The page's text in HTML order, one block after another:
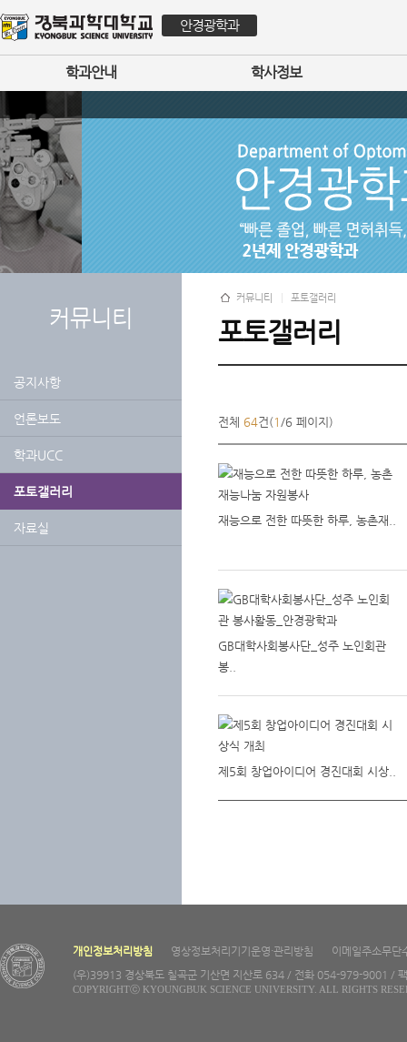
안경광학과
학과안내 학사정보
커뮤니티
공지사항
언론보도
학과UCC
포토갤러리
자료실
커뮤니티 포토갤러리
포토갤러리
전체 64건(1 /6 페이지)
재능으로 전한 따뜻한 하루, 농촌재..
GB대학사회봉사단_성주 노인회관
봉..
제5회 창업아이디어 경진대회 시상..
개인정보처리방침 영상정보처리기기운영·관리방침
이메일주소무단
(우)39913 경상북도 칠곡군 기산면 지산로 634 / 전화 054-979-9001 /
COPYRIGHTⓒ KYOUNGBUK SCIENCE UNIVERSITY. ALL RIGHTS